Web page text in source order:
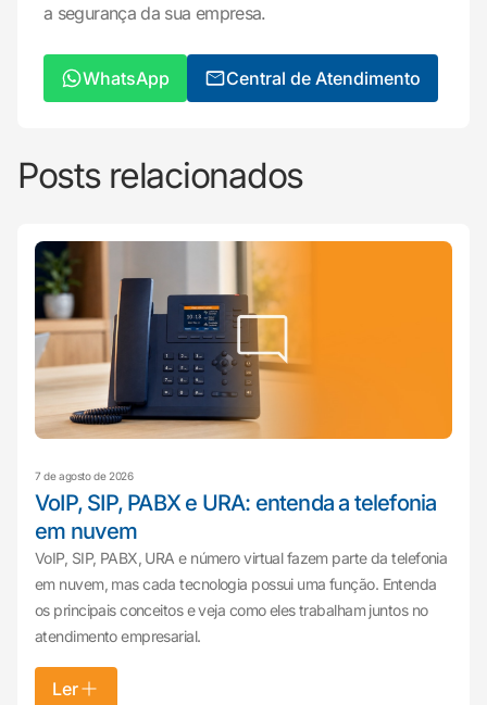
a segurança da sua empresa.
WhatsApp Central de Atendimento
Posts relacionados
7 de agosto de 2026
VoIP, SIP, PABX e URA: entenda a telefonia
em nuvem
VoIP, SIP, PABX, URA e número virtual fazem parte da telefonia
em nuvem, mas cada tecnologia possui uma função. Entenda
os principais conceitos e veja como eles trabalham juntos no
atendimento empresarial.
Ler